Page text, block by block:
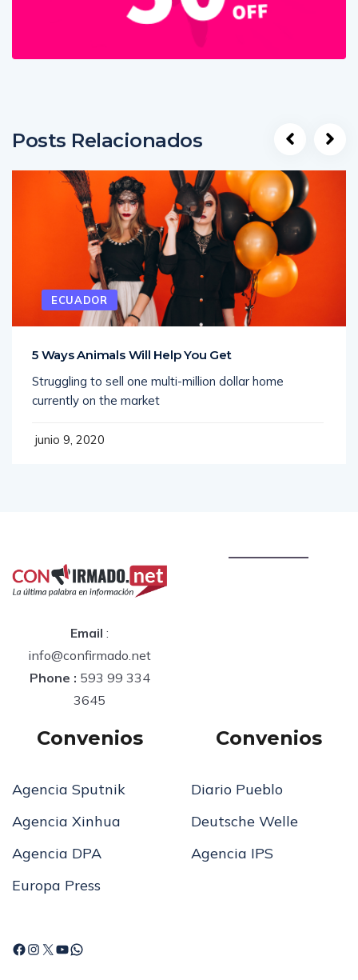
Posts Relacionados
ECUADOR
5 Ways Animals Will Help You Get
Struggling to sell one multi-million dollar home
currently on the market
junio 9, 2020
Email :
info@confirmado.net
Phone : 593 99 334
3645
Convenios
Agencia Sputnik
Agencia Xinhua
Agencia DPA
Europa Press
Convenios
Diario Pueblo
Deutsche Welle
Agencia IPS